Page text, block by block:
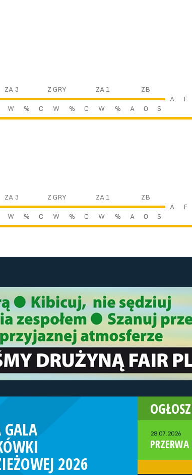
ZA 3 Z GRY ZA 1
ZB
A
F
W % C W % C W % A O
S
ZA 3 Z GRY ZA 1
ZB
A
F
W % C W % C W % A O
S
GALA
2026
28.07.2026